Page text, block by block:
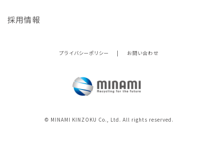
採用情報
プライバシーポリシー | お問い合わせ
© MINAMI KINZOKU Co., Ltd. All rights reserved.